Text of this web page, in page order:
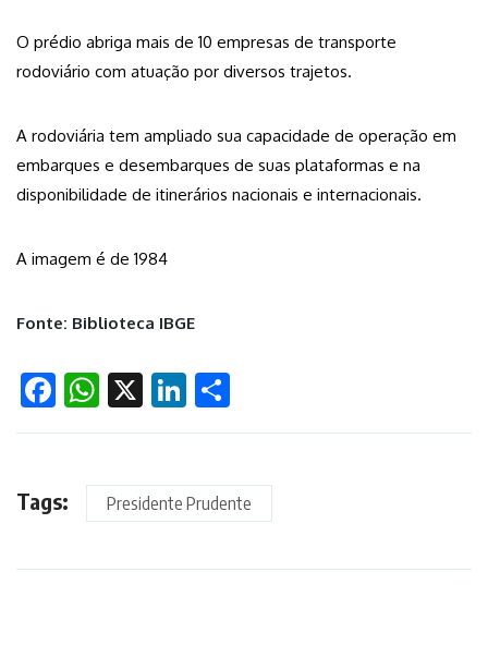
O prédio abriga mais de 10 empresas de transporte
rodoviário com atuação por diversos trajetos.
A rodoviária tem ampliado sua capacidade de operação em
embarques e desembarques de suas plataformas e na
disponibilidade de itinerários nacionais e internacionais.
A imagem é de 1984
Fonte: Biblioteca IBGE
Facebook
WhatsApp
X LinkedIn
Tags: Presidente Prudente